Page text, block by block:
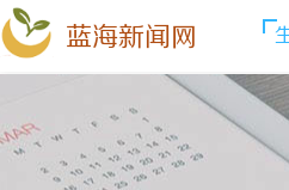
蓝海新闻网